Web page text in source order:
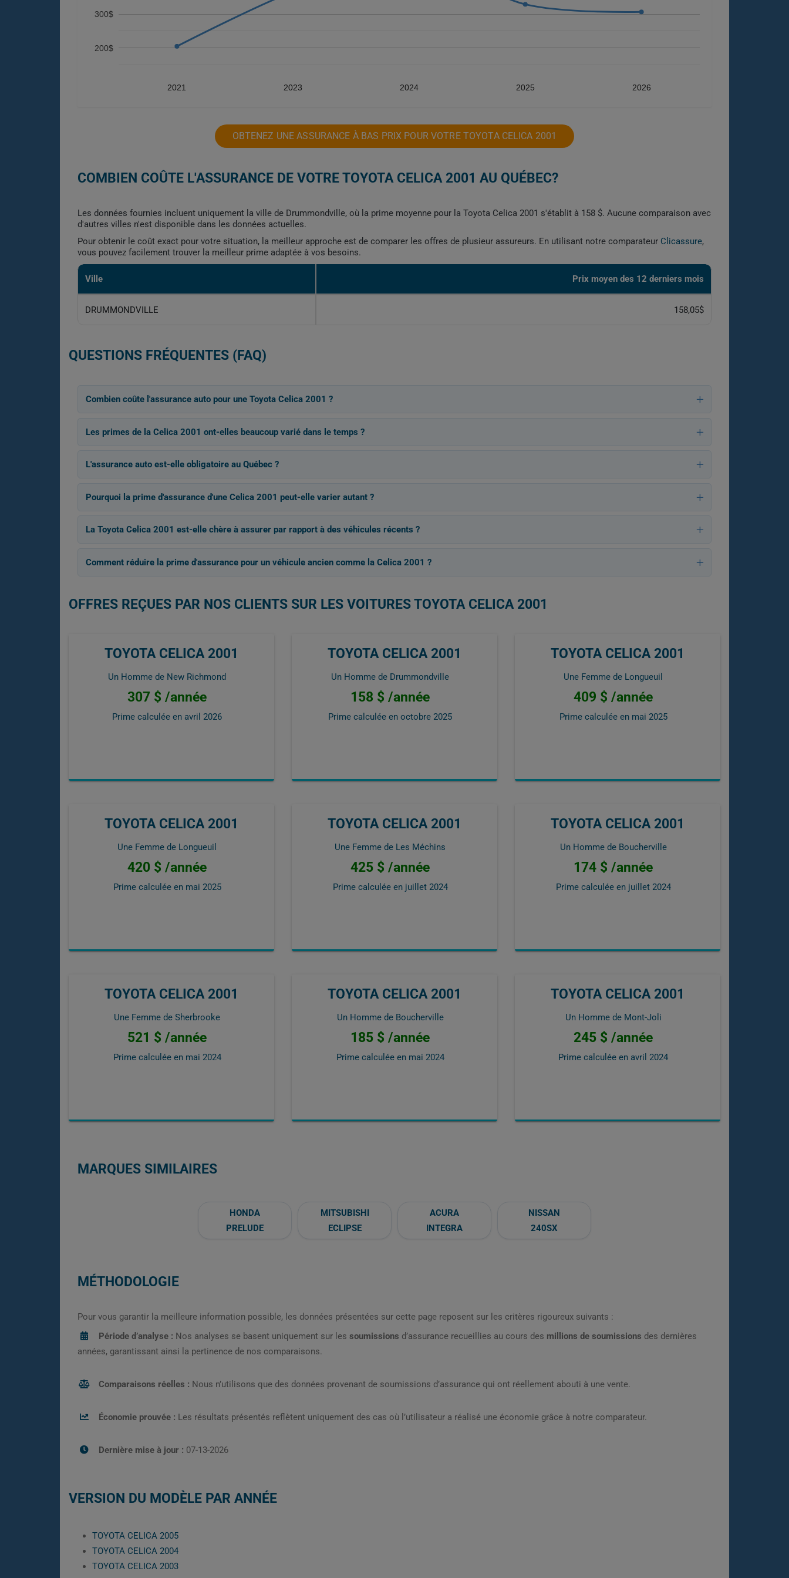
2021 2023 2024 2025 2026
200$
300$
OBTENEZ UNE ASSURANCE À BAS PRIX POUR VOTRE TOYOTA CELICA 2001
COMBIEN COÛTE L'ASSURANCE DE VOTRE TOYOTA CELICA 2001 AU QUÉBEC?
Les données fournies incluent uniquement la ville de Drummondville, où la prime moyenne pour la Toyota Celica 2001 s'établit à 158 $. Aucune comparaison avec
d'autres villes n'est disponible dans les données actuelles.
Pour obtenir le coût exact pour votre situation, la meilleur approche est de comparer les offres de plusieur assureurs. En utilisant notre comparateur Clicassure,
vous pouvez facilement trouver la meilleur prime adaptée à vos besoins.
Ville Prix ​​moyen des 12 derniers mois
DRUMMONDVILLE 158,05$
QUESTIONS FRÉQUENTES (FAQ)
Combien coûte l'assurance auto pour une Toyota Celica 2001 ?
Les primes de la Celica 2001 ont-elles beaucoup varié dans le temps ?
L'assurance auto est-elle obligatoire au Québec ?
Pourquoi la prime d'assurance d'une Celica 2001 peut-elle varier autant ?
La Toyota Celica 2001 est-elle chère à assurer par rapport à des véhicules récents ?
Comment réduire la prime d'assurance pour un véhicule ancien comme la Celica 2001 ?
OFFRES REÇUES PAR NOS CLIENTS SUR LES VOITURES TOYOTA CELICA 2001
TOYOTA CELICA 2001
Un Homme de New Richmond
307 $ /année
Prime calculée en avril 2026
TOYOTA CELICA 2001
Un Homme de Drummondville
158 $ /année
Prime calculée en octobre 2025
TOYOTA CELICA 2001
Une Femme de Longueuil
409 $ /année
Prime calculée en mai 2025
TOYOTA CELICA 2001
Une Femme de Longueuil
420 $ /année
Prime calculée en mai 2025
TOYOTA CELICA 2001
Une Femme de Les Méchins
425 $ /année
Prime calculée en juillet 2024
TOYOTA CELICA 2001
Un Homme de Boucherville
174 $ /année
Prime calculée en juillet 2024
TOYOTA CELICA 2001
Une Femme de Sherbrooke
521 $ /année
Prime calculée en mai 2024
TOYOTA CELICA 2001
Un Homme de Boucherville
185 $ /année
Prime calculée en mai 2024
TOYOTA CELICA 2001
Un Homme de Mont-Joli
245 $ /année
Prime calculée en avril 2024
MARQUES SIMILAIRES
HONDA
PRELUDE
MITSUBISHI
ECLIPSE
ACURA
INTEGRA
NISSAN
240SX
MÉTHODOLOGIE
Pour vous garantir la meilleure information possible, les données présentées sur cette page reposent sur les critères rigoureux suivants :
Période d’analyse : Nos analyses se basent uniquement sur les soumissions d’assurance recueillies au cours des millions de soumissions des dernières
années, garantissant ainsi la pertinence de nos comparaisons.
Comparaisons réelles : Nous n’utilisons que des données provenant de soumissions d’assurance qui ont réellement abouti à une vente.
Économie prouvée : Les résultats présentés reflètent uniquement des cas où l’utilisateur a réalisé une économie grâce à notre comparateur.
Dernière mise à jour : 07-13-2026
VERSION DU MODÈLE PAR ANNÉE
TOYOTA CELICA 2005
TOYOTA CELICA 2004
TOYOTA CELICA 2003